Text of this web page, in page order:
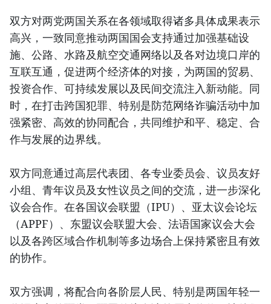
双方对两党两国关系在各领域取得诸多具体成果表示
高兴，一致同意推动两国国会支持通过加强基础设
施、公路、水路及航空交通网络以及各对边境口岸的
互联互通，促进两个经济体的对接，为两国的贸易、
投资合作、可持续发展以及民间交流注入新动能。同
时，在打击跨国犯罪、特别是防范网络诈骗活动中加
强紧密、高效的协同配合，共同维护和平、稳定、合
作与发展的边界线。
双方同意通过高层代表团、各专业委员会、议员友好
小组、青年议员及女性议员之间的交流，进一步深化
议会合作。在各国议会联盟（IPU）、亚太议会论坛
（APPF）、东盟议会联盟大会、法语国家议会大会
以及各跨区域合作机制等多边场合上保持紧密且有效
的协作。
双方强调，将配合向各阶层人民、特别是两国年轻一